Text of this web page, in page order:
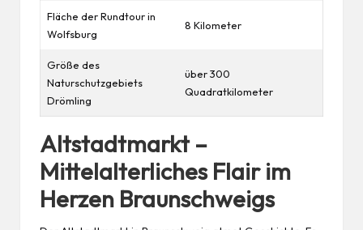
Fläche der Rundtour in
Wolfsburg
8 Kilometer
Größe des
Naturschutzgebiets
Drömling
über 300
Quadratkilometer
Altstadtmarkt –
Mittelalterliches Flair im
Herzen Braunschweigs